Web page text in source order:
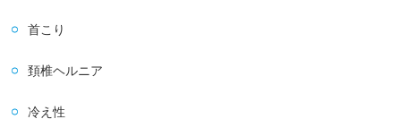
首こり
頚椎ヘルニア
冷え性